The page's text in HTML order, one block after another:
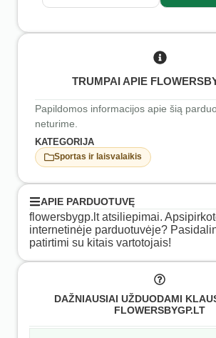
TRUMPAI APIE
Papildomos informacijos apie šią
neturime.
KATEGORIJA
Sportas ir laisvalaikis
APIE PARDUOTUVĘ
flowersbygp.lt atsiliepimai.
internetinėje parduotuvėje?
patirtimi su kitais vartotojais!
DAŽNIAUSIAI UŽDUODAMI
FLOWERSBYGP.LT